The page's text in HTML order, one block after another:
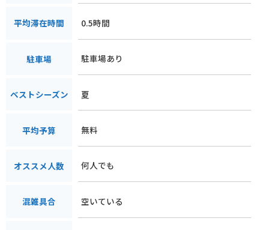
平均滞在時間 0.5時間
駐車場 駐車場あり
ベストシーズン 夏
平均予算 無料
オススメ人数 何人でも
混雑具合 空いている